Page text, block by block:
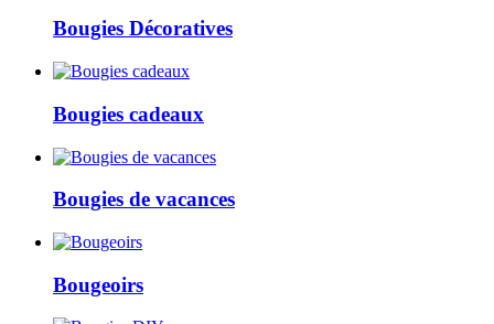
Bougies Décoratives
Bougies cadeaux
Bougies de vacances
Bougeoirs